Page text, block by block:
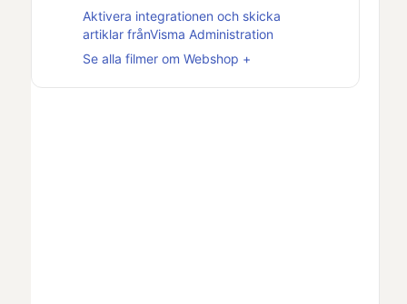
Aktivera integrationen och skicka
artiklar frånVisma Administration
Se alla filmer om Webshop +